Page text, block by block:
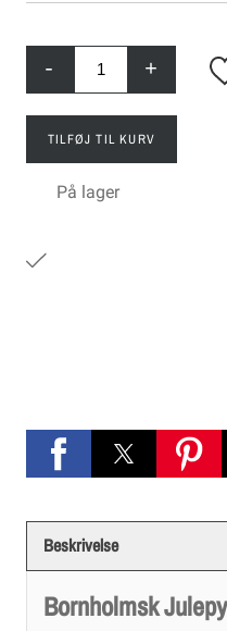
- +
TILFØJ TIL KURV
På lager
Beskrivelse
Bornholmsk